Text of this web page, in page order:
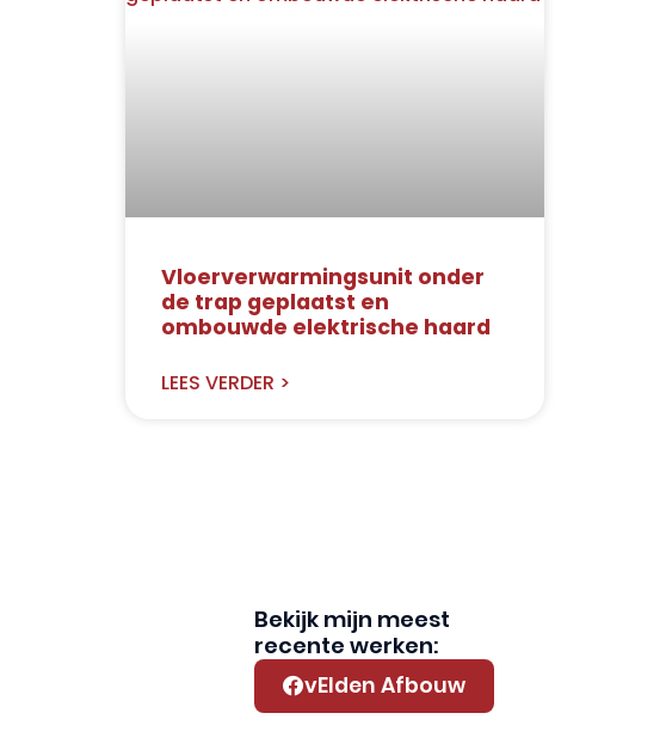
Vloerverwarmingsunit onder
de trap geplaatst en
ombouwde elektrische haard
LEES VERDER >
Bekijk mijn meest
recente werken:
vElden Afbouw